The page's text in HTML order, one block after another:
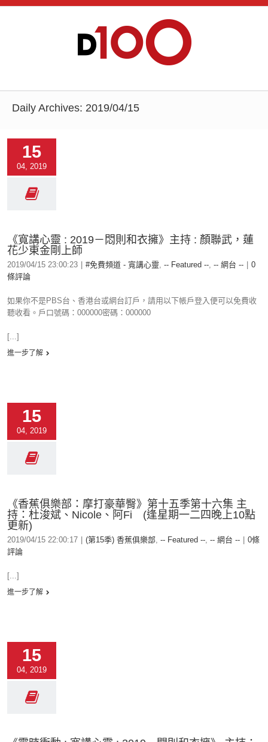
Daily Archives: 2019/04/15
15
04, 2019
《寬講心靈 : 2019－悶則和衣擁》主持 : 顏聯武，蓮
花少東金剛上師
2019/04/15 23:00:23 #免費頻道 - 寬講心靈, -- Featured --, -- 網台 --
0
條評論
如果你不是PBS台、香港台或網台訂戶，請用以下帳戶登入便可以免費收
聽收看。戶口號碼：000000密碼：000000
[...]
進一步了解
15
04, 2019
《香蕉俱樂部：摩打豪華臀》第十五季第十六集 主
持：杜浚斌、Nicole、阿Fi (逢星期一二四晚上10點
更新)
2019/04/15 22:00:17 (第15季) 香蕉俱樂部, -- Featured --, -- 網台 --
0條
評論
[...]
進一步了解
15
04, 2019